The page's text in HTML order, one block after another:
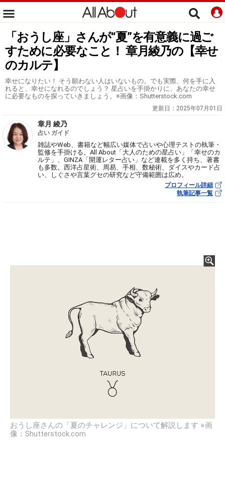
「おうし座」さんが“夏”を有意義に過ご
すために必要なこと！ 章月綾乃の【幸せ
のカルテ】
幸せになりたい！ そう願わない人はいないもの。でも実際、何を手に入
れると、幸せになれるのでしょう？ 星占いを手掛かりに、あなたの幸せ
に必要なものを探っていきましょう。※画像：Shutterstock.com
更新日： 2025年07月01日
章月 綾乃
占い ガイド
雑誌やWeb、書籍など幅広い媒体で占いや心理テストの執筆・
監修を手掛ける。All About「大人のための星占い」「幸せのカ
ルテ」、GINZA「開運レター占い」など連載を多く持ち、著書
も多数。西洋占星術、周易、手相、数秘術、ダイスやカード占
い、しぐさや言葉グセの研究など守備範囲は広め。
プロフィール詳細
執筆記事一覧
おうし座さんの「夏のチャレンジ」について解説します ※画
像：Shutterstock.com